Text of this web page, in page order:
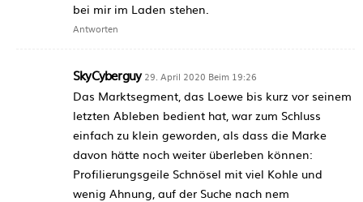
bei mir im Laden stehen.
Antworten
SkyCyberguy 29. April 2020 Beim 19:26
Das Marktsegment, das Loewe bis kurz vor seinem
letzten Ableben bedient hat, war zum Schluss
einfach zu klein geworden, als dass die Marke
davon hätte noch weiter überleben können:
Profilierungsgeile Schnösel mit viel Kohle und
wenig Ahnung, auf der Suche nach nem